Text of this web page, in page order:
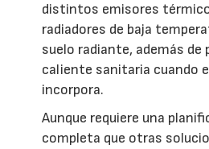
distintos emisores
radiadores de baja
suelo radiante, además de
caliente sanitaria cuando
incorpora.
Aunque requiere una
completa que otras